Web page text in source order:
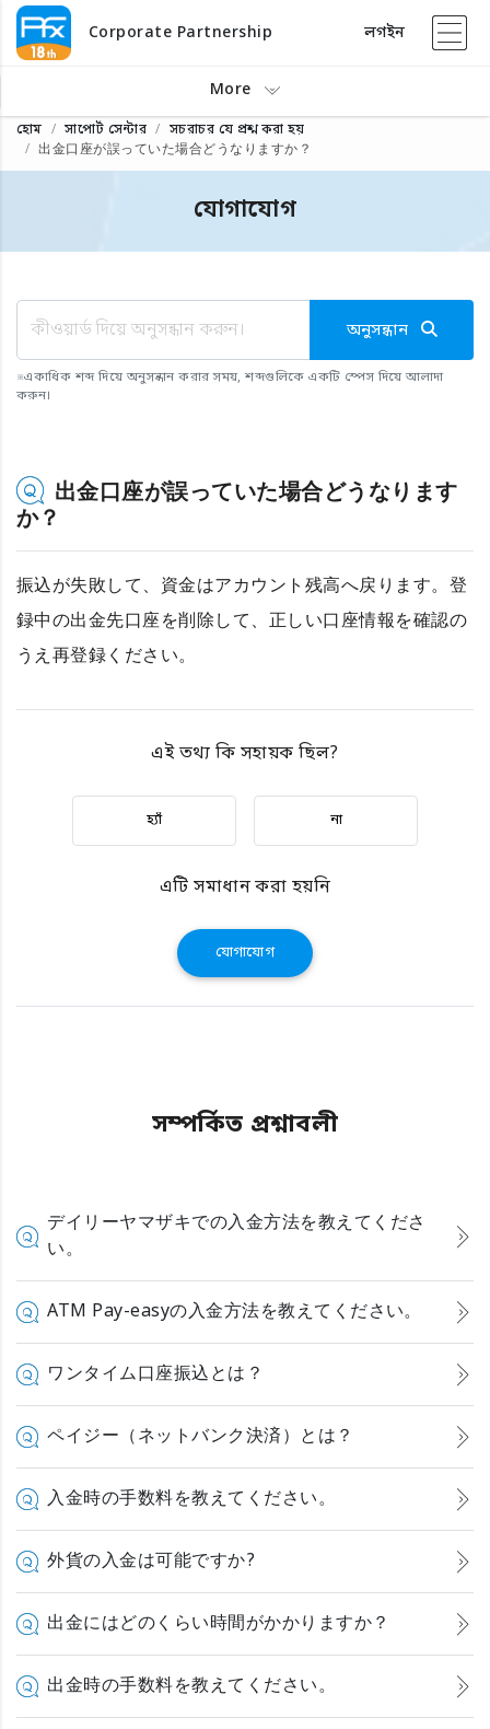
Corporate Partnership লগইন
More
হোম সাপোর্ট সেন্টার
সচরাচর যে প্রশ্ন করা হয়
出金口座が誤っていた場合どうなりますか？
যোগাযোগ
অনুসন্ধান
※একাধিক শব্দ দিয়ে অনুসন্ধান করার সময়, শব্দগুলিকে একটি স্পেস দিয়ে আলাদা
করুন।
出金口座が誤っていた場合どうなります
か？
振込が失敗して、資金はアカウント残高へ戻ります。登
録中の出金先口座を削除して、正しい口座情報を確認の
うえ再登録ください。
এই তথ্য কি সহায়ক ছিল?
হ্যাঁ না
এটি সমাধান করা হয়নি
যোগাযোগ
সম্পর্কিত প্রশ্নাবলী
デイリーヤマザキでの入金方法を教えてくださ
い。
ATM Pay-easyの入金方法を教えてください。
ワンタイム口座振込とは？
ペイジー（ネットバンク決済）とは？
入金時の手数料を教えてください。
外貨の入金は可能ですか?
出金にはどのくらい時間がかかりますか？
出金時の手数料を教えてください。